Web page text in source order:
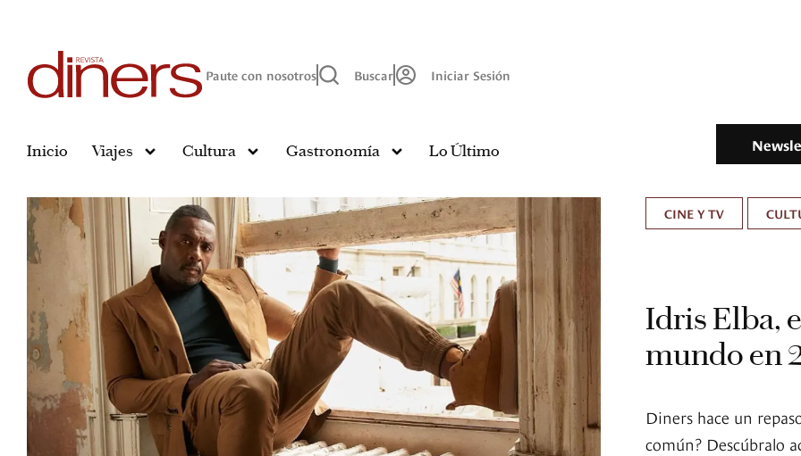
Paute con nosotros Buscar Iniciar Sesión
Inicio Viajes Cultura Gastronomía Lo Último
CINE Y TV
Idris Elba,
mundo en
Diners hace un
común? Descúbralo